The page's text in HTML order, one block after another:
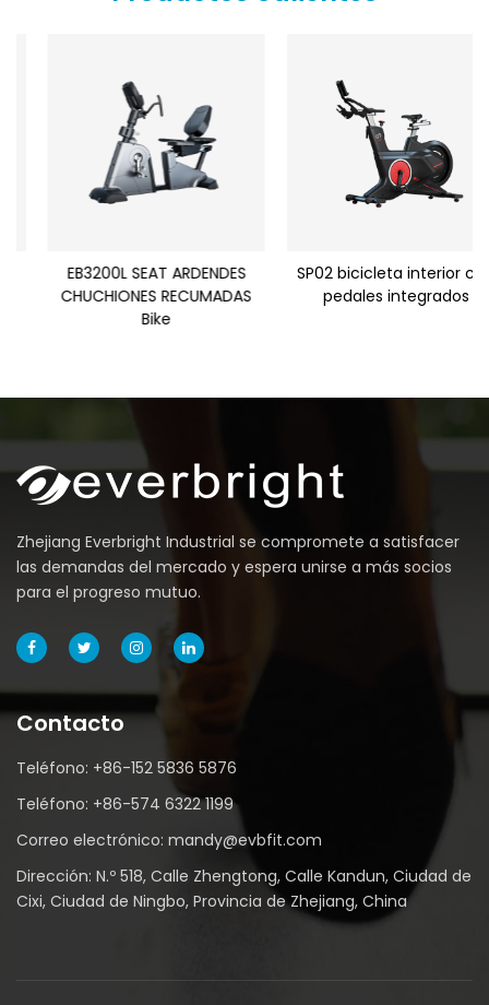
EB3200L SEAT ARDENDES
CHUCHIONES RECUMADAS
Bike
SP02 bicicleta interior con
pedales integrados
Zhejiang Everbright Industrial se compromete a satisfacer
las demandas del mercado y espera unirse a más socios
para el progreso mutuo.
Contacto
Teléfono: +86-152 5836 5876
Teléfono: +86-574 6322 1199
Correo electrónico: mandy@evbfit.com
Dirección: N.º 518, Calle Zhengtong, Calle Kandun, Ciudad de
Cixi, Ciudad de Ningbo, Provincia de Zhejiang, China